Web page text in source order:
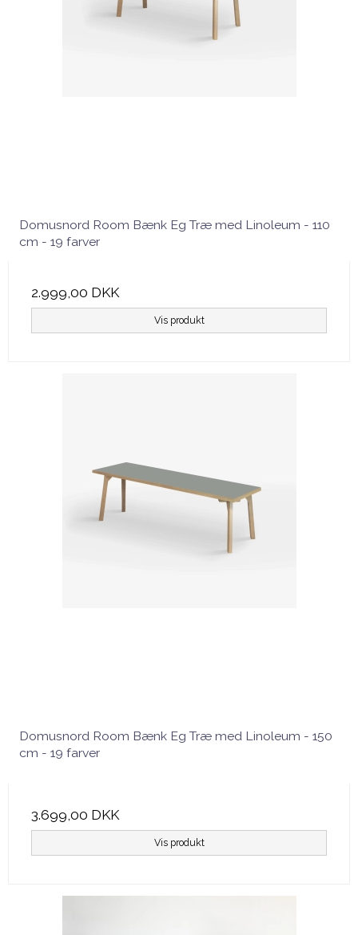
Domusnord Room Bænk Eg Træ med Linoleum - 110
cm - 19 farver
2.999,00 DKK
Vis produkt
Domusnord Room Bænk Eg Træ med Linoleum - 150
cm - 19 farver
3.699,00 DKK
Vis produkt